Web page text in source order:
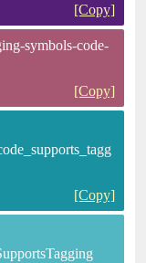
[Copy]
symbols-code-
[Copy]
[Copy]